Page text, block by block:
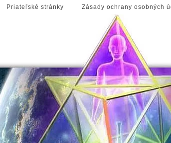
Priateľské stránky Zásady ochrany osobných